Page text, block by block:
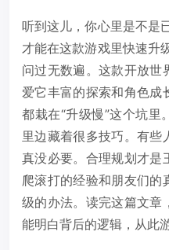
听到这儿，你心里是不是
才能在这款游戏里快速升
问过无数遍。这款开放世
爱它丰富的探索和角色成
都栽在“升级慢”这个坑里
里边藏着很多技巧。有些
真没必要。合理规划才是
爬滚打的经验和朋友们的
级的办法。读完这篇文章
能明白背后的逻辑，从此